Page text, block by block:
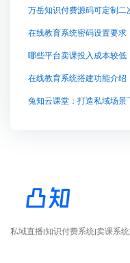
万岳知识付费源码可定制二
在线教育系统密码设置要
哪些平台卖课投入成本较低
在线教育系统搭建功能介绍
兔知云课堂：打造私域场景
私域直播|知识付费系统|卖课系